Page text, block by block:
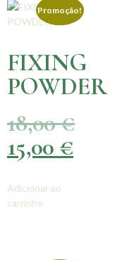
Promoção!
FIXING
POWDER
18,00€
15,00 €
Adicionar ao
carrinho